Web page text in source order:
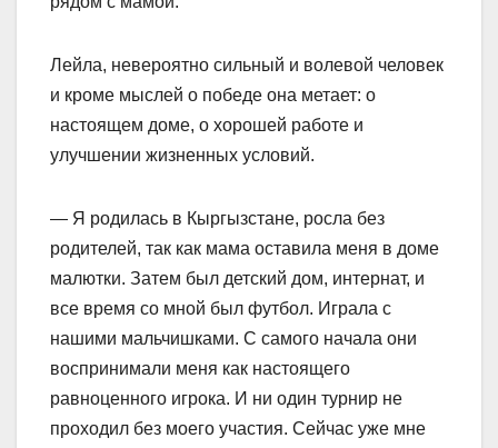
Лейла, невероятно сильный и волевой человек
и кроме мыслей о победе она метает: о
настоящем доме, о хорошей работе и
улучшении жизненных условий.
— Я родилась в Кыргызстане, росла без
родителей, так как мама оставила меня в доме
малютки. Затем был детский дом, интернат, и
все время со мной был футбол. Играла с
нашими мальчишками. С самого начала они
воспринимали меня как настоящего
равноценного игрока. И ни один турнир не
проходил без моего участия. Сейчас уже мне